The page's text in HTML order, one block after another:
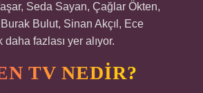
Seda Sayan, Çağlar Ökten,
Bulut, Sinan Akçıl, Ece
daha fazlası yer alıyor.
TV NEDIR?